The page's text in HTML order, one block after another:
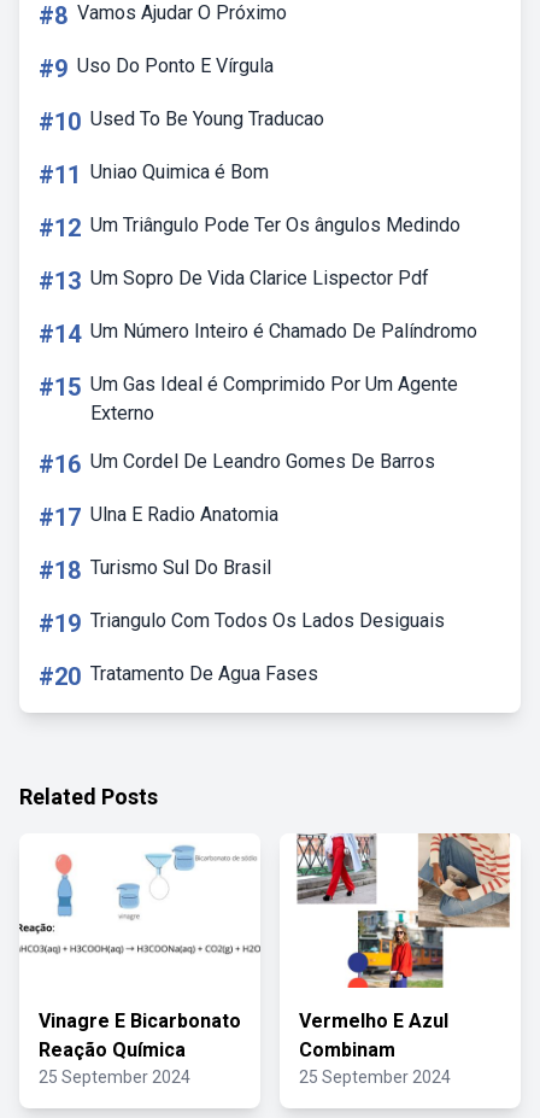
#8 Vamos Ajudar O Próximo
#9 Uso Do Ponto E Vírgula
#10 Used To Be Young Traducao
#11 Uniao Quimica é Bom
#12 Um Triângulo Pode Ter Os ângulos Medindo
#13 Um Sopro De Vida Clarice Lispector Pdf
#14 Um Número Inteiro é Chamado De Palíndromo
#15 Um Gas Ideal é Comprimido Por Um Agente
Externo
#16 Um Cordel De Leandro Gomes De Barros
#17 Ulna E Radio Anatomia
#18 Turismo Sul Do Brasil
#19 Triangulo Com Todos Os Lados Desiguais
#20 Tratamento De Agua Fases
Related Posts
Vinagre E Bicarbonato
Reação Química
25 September 2024
Vermelho E Azul
Combinam
25 September 2024